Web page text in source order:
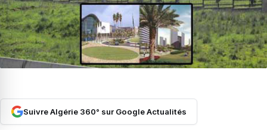
Suivre Algérie 360° sur Google Actualités